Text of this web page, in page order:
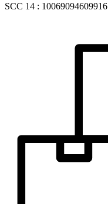
SCC 14 : 10069094609916